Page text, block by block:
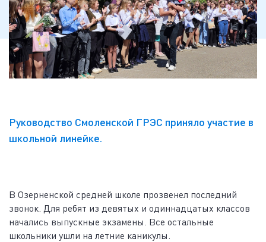
Руководство Смоленской ГРЭС приняло участие в
школьной линейке.
В Озерненской средней школе прозвенел последний
звонок. Для ребят из девятых и одиннадцатых классов
начались выпускные экзамены. Все остальные
школьники ушли на летние каникулы.